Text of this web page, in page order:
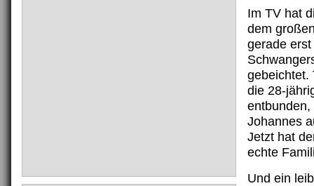
Im TV hat
dem
gerade erst
gebeichtet.
die 28-
Johannes
Jetzt hat
echte
Und ein